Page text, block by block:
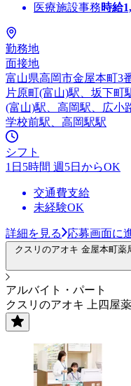
医療施設事務時給
勤務地
面接地
富山県高岡市金屋本町3
片原町(富山)駅、坂下町
(富山)駅、高岡駅、広小
学校前駅、高岡駅駅
シフト
1日5時間 週5日からOK
交通費支給
未経験OK
詳細を見る 応募画面に
クスリのアオキ 金屋本町薬
アルバイト・パート
クスリのアオキ 上四屋